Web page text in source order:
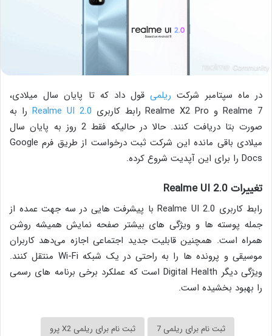
در ماه سپتامبر شرکت ریلمیقول داد که تا پایان سال میلادی،
Realme 7 و Realme X2 Pro رابط کاربری
Realme UI 2.0 را به
صورت بتا دریافت کنند. حالا در حالیکه فقط 2 روز به پایان سال
میلادی باقی مانده این شرکت ثبت درخواست از طریق فرم Google
Docs را برای این آپدیت شروع کرده.
تغییرات Realme UI 2.0
رابط کاربری Realme UI 2.0 با پیشرفت هایی در سه جهت عمده از
جمله پوسته ها و ویژگی های بیشتر صفحه نمایش همیشه روشن
همراه است. همچنین قابلیت جدید اجتماعی اجازه می‌دهد کاربران
موسیقی و پرونده ها را به راحتی در یک شبکه Wi-Fi منتقل کنند.
ویژگی دیگر Digital Health است که عملکرد برخی برنامه های رسمی
را بهبود بخشیده است.
ثبت نام برای ریلمی 7 ثبت نام برای ریلمی X2 پرو